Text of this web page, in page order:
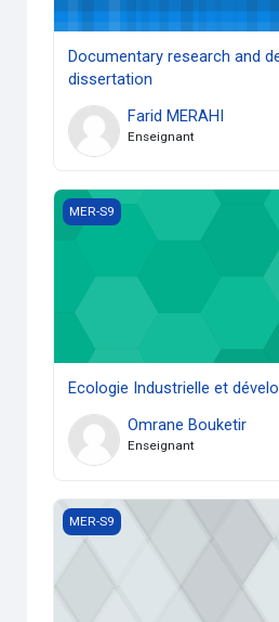
Documentary research and
dissertation
Farid MERAHI
Enseignant
Ecologie Industrielle et
MER-S9
Ecologie Industrielle et
Omrane Bouketir
Enseignant
Techniques d’intelligence
MER-S9